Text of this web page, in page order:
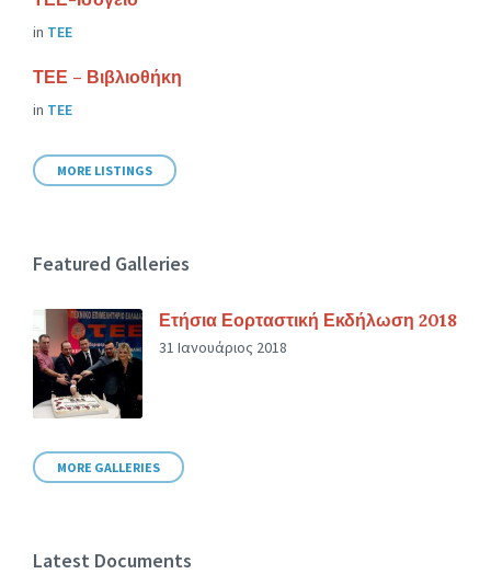
in ΤΕΕ
ΤΕΕ – Βιβλιοθήκη
in ΤΕΕ
MORE LISTINGS
Featured Galleries
Ετήσια Εορταστική Εκδήλωση 2018
31 Ιανουάριος 2018
MORE GALLERIES
Latest Documents